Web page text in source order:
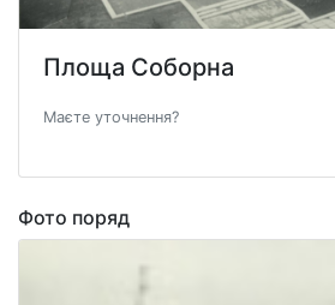
Площа Соборна
Маєте уточнення?
Фото поряд
Share this widget